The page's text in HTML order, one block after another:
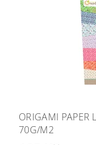
ORIGAMI PAPER
70G/M2